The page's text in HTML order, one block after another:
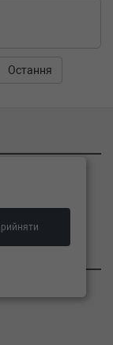
Остання